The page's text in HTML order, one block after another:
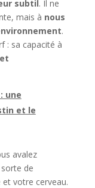
subtil. Il ne
mais à nous
.
: sa capacité à
une
et le
avalez
de
votre cerveau.